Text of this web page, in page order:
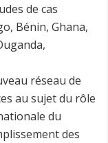
de cas
Bénin, Ghana,
réseau de
au sujet du rôle
du
des